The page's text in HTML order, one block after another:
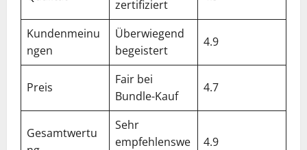
zertifiziert
Kundenmeinu
ngen
Überwiegend
begeistert
4.9
Preis
Fair bei
Bundle-Kauf
4.7
Gesamtwertu
Sehr
empfehlenswe
4.9